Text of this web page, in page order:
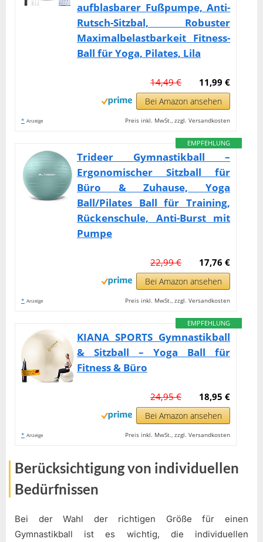
aufblasbarer Fußpumpe, Anti-
Rutsch-Sitzbal, Robuster
Maximalbelastbarkeit Fitness-
Ball für Yoga, Pilates, Lila
11,99 €
14,49 €
Bei Amazon ansehen
* Anzeige Preis inkl. MwSt., zzgl. Versandkosten
EMPFEHLUNG
Trideer Gymnastikball –
Ergonomischer Sitzball für
Büro & Zuhause, Yoga
Ball/Pilates Ball für Training,
Rückenschule, Anti-Burst mit
Pumpe
17,76 €
22,99 €
Bei Amazon ansehen
* Anzeige Preis inkl. MwSt., zzgl. Versandkosten
EMPFEHLUNG
KIANA SPORTS Gymnastikball
& Sitzball – Yoga Ball für
Fitness & Büro
18,95 €
24,95 €
Bei Amazon ansehen
* Anzeige Preis inkl. MwSt., zzgl. Versandkosten
Berücksichtigung von individuellen
Bedürfnissen
Bei der Wahl der richtigen Größe für einen
Gymnastikball ist es wichtig, die individuellen